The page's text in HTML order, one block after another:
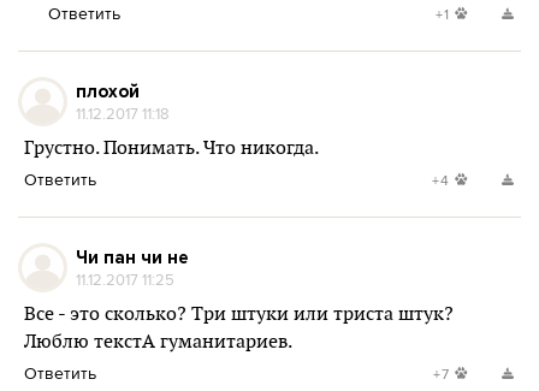
Ответить +1
плохой
11.12.2017 11:18
Грустно. Понимать. Что никогда.
Ответить +4
Чи пан чи не
11.12.2017 11:25
Все - это сколько? Три штуки или триста штук?
Люблю текстА гуманитариев.
Ответить +7